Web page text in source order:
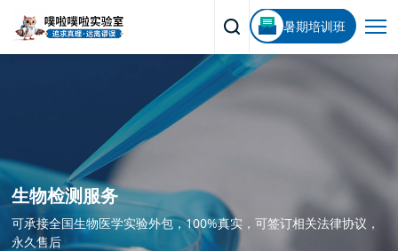
暑期培训班
生物检测服务
可承接全国生物医学实验外包，100%真实，可签订相关法律协议，
永久售后